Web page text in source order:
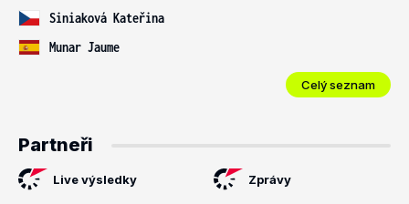
Siniaková Kateřina
Munar Jaume
Celý seznam
Partneři
Live výsledky Zprávy